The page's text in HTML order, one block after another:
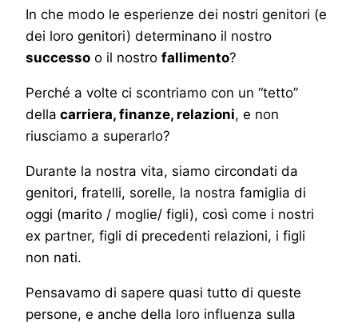
In che modo le esperienze dei nostri genitori (e
dei loro genitori) determinano il nostro
successo o il nostro fallimento?
Perché a volte ci scontriamo con un “tetto”
della carriera, finanze, relazioni, e non
riusciamo a superarlo?
Durante la nostra vita, siamo circondati da
genitori, fratelli, sorelle, la nostra famiglia di
oggi (marito / moglie/ figli), così come i nostri
ex partner, figli di precedenti relazioni, i figli
non nati.
Pensavamo di sapere quasi tutto di queste
persone, e anche della loro influenza sulla